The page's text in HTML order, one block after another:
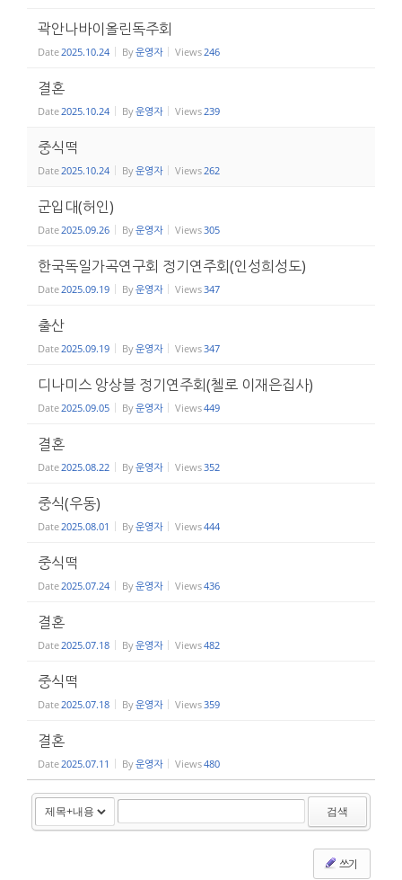
곽안나바이올린독주회
Date2025.10.24 By운영자 Views246
결혼
Date2025.10.24 By운영자 Views239
중식떡
Date2025.10.24 By운영자 Views262
군입대(허인)
Date2025.09.26 By운영자 Views305
한국독일가곡연구회 정기연주회(인성희성도)
Date2025.09.19 By운영자 Views347
출산
Date2025.09.19 By운영자 Views347
디나미스 앙상블 정기연주회(첼로 이재은집사)
Date2025.09.05 By운영자 Views449
결혼
Date2025.08.22 By운영자 Views352
중식(우동)
Date2025.08.01 By운영자 Views444
중식떡
Date2025.07.24 By운영자 Views436
결혼
Date2025.07.18 By운영자 Views482
중식떡
Date2025.07.18 By운영자 Views359
결혼
Date2025.07.11 By운영자 Views480
검색
쓰기